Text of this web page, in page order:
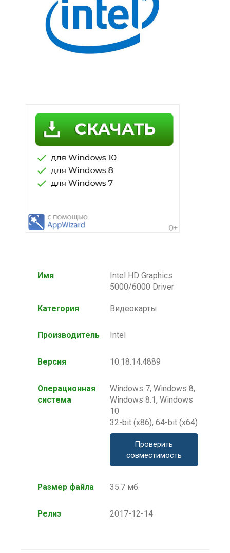
Имя
Intel HD Graphics
5000/6000 Driver
Категория Видеокарты
Производитель Intel
Версия 10.18.14.4889
Операционная
система
Windows 7, Windows 8,
Windows 8.1, Windows
10
32-bit (x86), 64-bit (x64)
Проверить
совместимость
Размер файла 35.7 мб.
Релиз 2017-12-14